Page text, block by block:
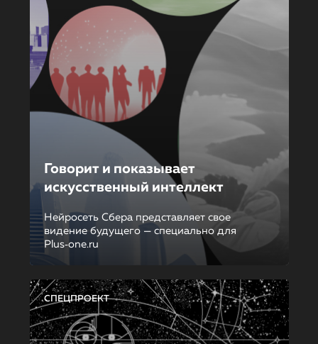
Говорит и показывает
искусственный интеллект
Нейросеть Сбера представляет свое
видение будущего — специально для
Plus‑one.ru
СПЕЦПРОЕКТ